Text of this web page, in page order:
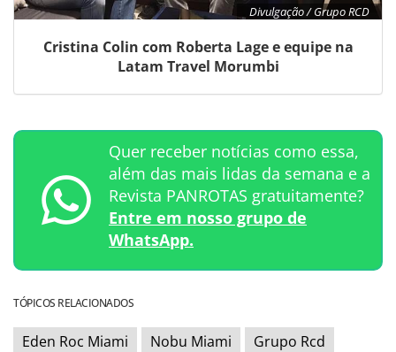
Divulgação / Grupo RCD
Cristina Colin com Roberta Lage e equipe na
Latam Travel Morumbi
Quer receber notícias como essa,
além das mais lidas da semana e a
Revista PANROTAS gratuitamente?
Entre em nosso grupo de
WhatsApp.
TÓPICOS RELACIONADOS
Eden Roc Miami Nobu Miami
Grupo Rcd